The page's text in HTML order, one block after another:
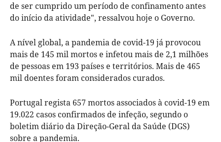
de ser cumprido um período de confinamento antes
do início da atividade", ressalvou hoje o Governo.
A nível global, a pandemia de covid-19 já provocou
mais de 145 mil mortos e infetou mais de 2,1 milhões
de pessoas em 193 países e territórios. Mais de 465
mil doentes foram considerados curados.
Portugal regista 657 mortos associados à covid-19 em
19.022 casos confirmados de infeção, segundo o
boletim diário da Direção-Geral da Saúde (DGS)
sobre a pandemia.